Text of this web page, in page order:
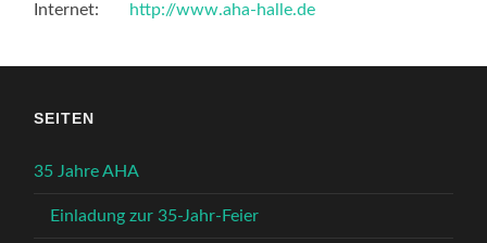
Internet: http://www.aha-halle.de
SEITEN
35 Jahre AHA
Einladung zur 35-Jahr-Feier